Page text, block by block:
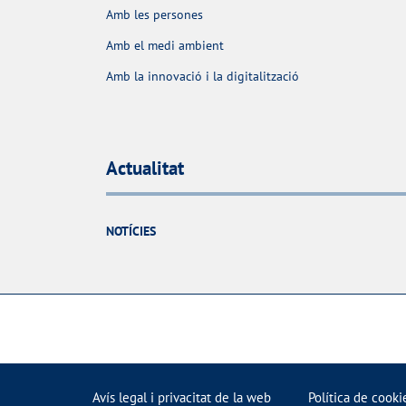
Amb les persones
Amb el medi ambient
Amb la innovació i la digitalització
Actualitat
NOTÍCIES
Avís legal i privacitat de la web Política de